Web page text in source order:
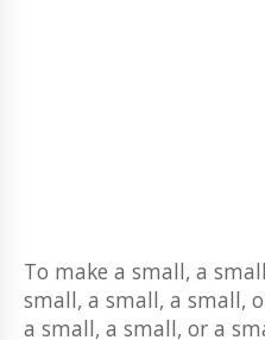
To make a small, a
small, a small, a small,
a small, a small, or a